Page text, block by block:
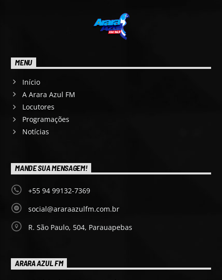
MENU
Início
A Arara Azul FM
Locutores
Programações
Notícias
MANDE SUA MENSAGEM!
+55 94 99132-7369
social@araraazulfm.com.br
R. São Paulo, 504, Parauapebas
ARARA AZUL FM